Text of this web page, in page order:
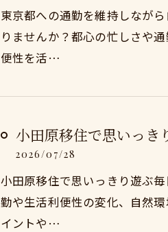
東京都への通勤を維持しなが
りませんか？都心の忙しさや
便性を活…
小田原移住で思いっき
2026/07/28
小田原移住で思いっきり遊ぶ
勤や生活利便性の変化、自然
イントや…